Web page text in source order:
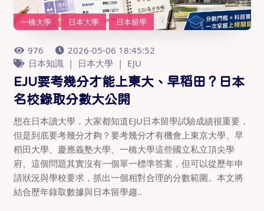
一橋大學 日本大學 日本留學
976
2026-05-06 18:45:52
日本知識
日本大學 EJU
EJU要考幾分才能上東大、早稻田？日本
名校錄取分數大公開
想在日本讀大學，大家都知道EJU日本留學試驗成績很重要，
但是到底要考幾分才夠？要考幾分才有機會上東京大學、早
稻田大學、慶應義塾大學、一橋大學這些國立私立頂尖學
府。這個問題其實沒有一個單一標準答案，但可以從歷年申
請狀況與學校要求，抓出一個相對合理的分數範圍。本文將
結合歷年錄取數據與日本留學趨..